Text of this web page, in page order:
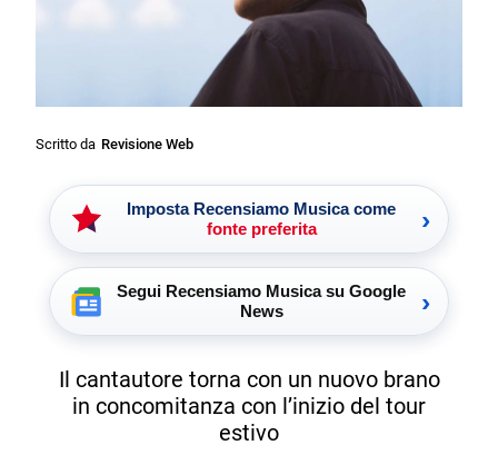
Scritto da Revisione Web
Imposta Recensiamo Musica come
fonte preferita
›
Segui Recensiamo Musica su Google
News
›
Il cantautore torna con un nuovo brano
in concomitanza con l’inizio del tour
estivo